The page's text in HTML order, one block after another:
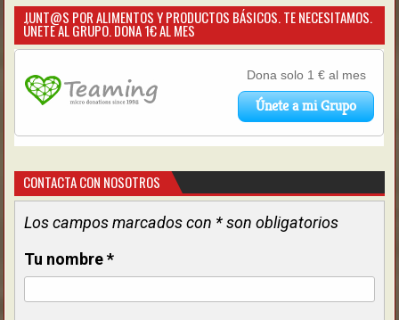
JUNT@S POR ALIMENTOS Y PRODUCTOS BÁSICOS. TE NECESITAMOS.
ÚNETE AL GRUPO. DONA 1€ AL MES
CONTACTA CON NOSOTROS
Los campos marcados con * son obligatorios
Tu nombre*